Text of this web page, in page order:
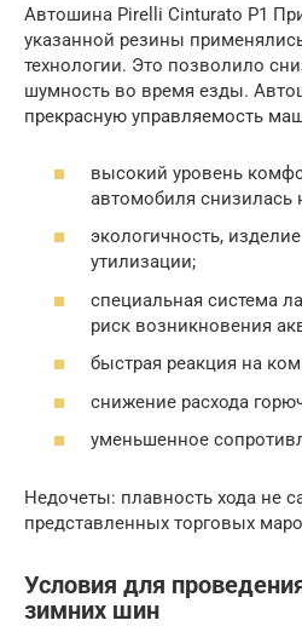
Автошина Pirelli Cinturato P1
указанной резины
технологии. Это позволило
шумность во время езды.
прекрасную управляемость
высокий уровень
автомобиля снизилась
экологичность,
утилизации;
специальная система
риск возникновения
быстрая реакция на
снижение расхода
уменьшенное
Недочеты: плавность хода не
представленных торговых
Условия для
зимних шин